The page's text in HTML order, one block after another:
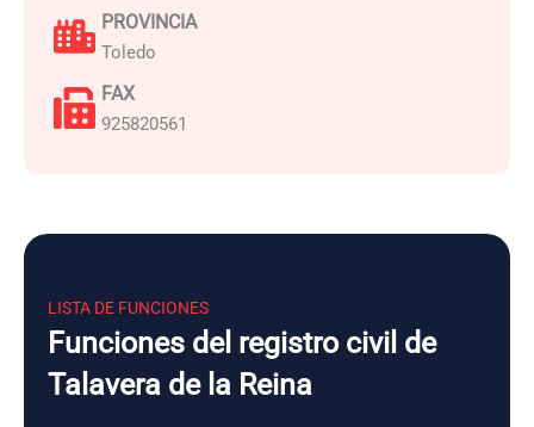
PROVINCIA
Toledo
FAX
925820561
LISTA DE FUNCIONES
Funciones del registro civil de
Talavera de la Reina